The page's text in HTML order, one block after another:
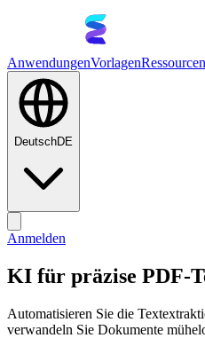
AnwendungenVorlagenRessourcen
DeutschDE
Anmelden
KI für präzise PDF-
Automatisieren Sie die
verwandeln Sie Dokumente